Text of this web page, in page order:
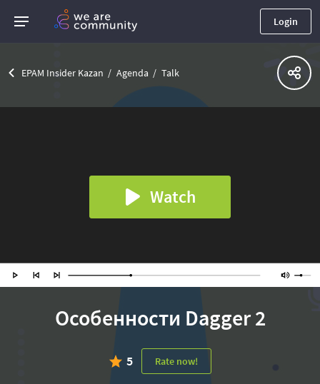
Login
EPAM Insider Kazan Agenda Talk
Watch
Особенности Dagger 2
5 Rate now!